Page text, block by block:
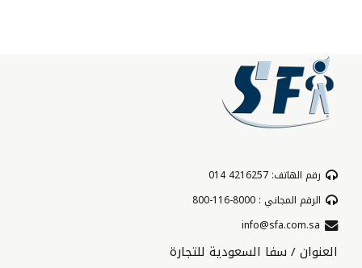
رقم الهاتف: 4216257 014
الرقم المجاني : 8000-116-800
info@sfa.com.sa
العنوان / سفا السعودية للتجارة